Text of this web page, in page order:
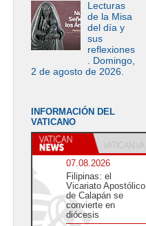
Lecturas
de la Misa
del día y
sus
reflexiones
. Domingo,
2 de agosto de 2026.
INFORMACIÓN DEL
VATICANO
07.08.2026
Filipinas: el
Vicariato Apostólico
de Calapán se
convierte en
diócesis